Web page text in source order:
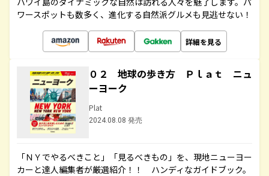
ワースポットも数多く、進化する自然派グルメも見逃せない！
詳細を見る
０２ 地球の歩き方 Ｐｌａｔ ニュ
ーヨーク
Plat
2024.08.08 発売
「ＮＹでやるべきこと」「見るべきもの」を、現地ニューヨー
カーと達人編集者が厳選紹介！！ ハンディなガイドブック。